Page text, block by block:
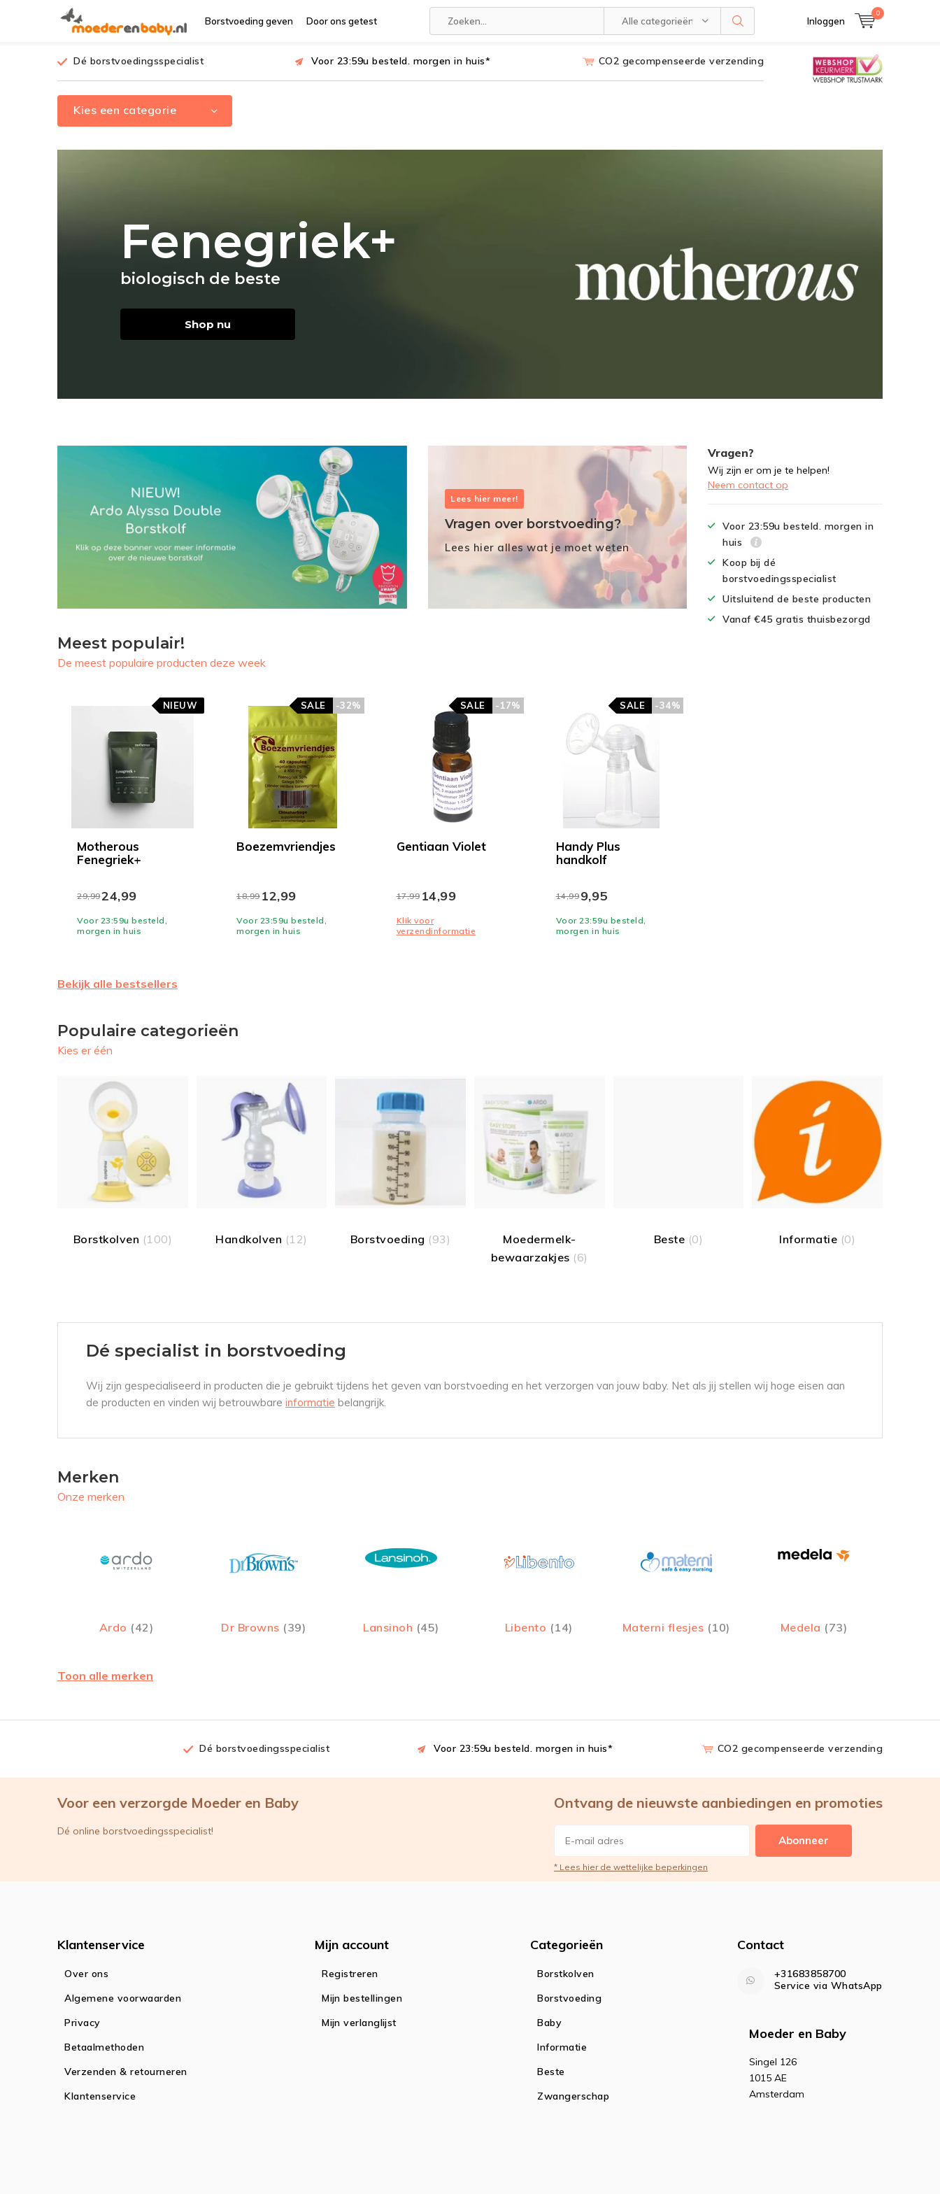
Borstvoeding geven Door ons getest Alle categorieën Inloggen
0
Dé borstvoedingsspecialist Voor 23:59u besteld. morgen in huis* CO2 gecompenseerde verzending
Kies een categorie
Fenegriek+
biologisch de beste
Shop nu
Lees hier meer!
Vragen over borstvoeding?
Lees hier alles wat je moet weten
Meest populair!
De meest populaire producten deze week
Motherous
Fenegriek+
NIEUW
29,9924,99
Voor 23:59u besteld,
morgen in huis
Boezemvriendjes
-32%
SALE
18,9912,99
Voor 23:59u besteld,
morgen in huis
Gentiaan Violet
-17%
SALE
17,9914,99
Klik voor
verzendinformatie
Handy Plus
handkolf
-34%
SALE
14,999,95
Voor 23:59u besteld,
morgen in huis
Bekijk alle bestsellers
Vragen?
Wij zijn er om je te helpen!
Neem contact op
Voor 23:59u besteld. morgen in
huis
Koop bij dé
borstvoedingsspecialist
Uitsluitend de beste producten
Vanaf €45 gratis thuisbezorgd
Populaire categorieën
Kies er één
Borstkolven (100) Handkolven (12) Borstvoeding (93)
Moedermelk-
bewaarzakjes (6)
Beste (0) Informatie (0)
Dé specialist in borstvoeding
Wij zijn gespecialiseerd in producten die je gebruikt tijdens het geven van borstvoeding en het verzorgen van jouw baby. Net als jij stellen wij hoge eisen aan
de producten en vinden wij betrouwbare informatie belangrijk.
Merken
Onze merken
Ardo (42) Dr Browns (39) Lansinoh (45) Libento (14) Materni flesjes (10) Medela (73)
Toon alle merken
Dé borstvoedingsspecialist Voor 23:59u besteld. morgen in huis* CO2 gecompenseerde verzending
Voor een verzorgde Moeder en Baby
Dé online borstvoedingsspecialist!
Ontvang de nieuwste aanbiedingen en promoties
Abonneer
* Lees hier de wettelijke beperkingen
Klantenservice
Over ons
Algemene voorwaarden
Privacy
Betaalmethoden
Verzenden & retourneren
Klantenservice
Mijn account
Registreren
Mijn bestellingen
Mijn verlanglijst
Categorieën
Borstkolven
Borstvoeding
Baby
Informatie
Beste
Zwangerschap
Contact
+31683858700
Service via WhatsApp
Moeder en Baby
Singel 126
1015 AE
Amsterdam